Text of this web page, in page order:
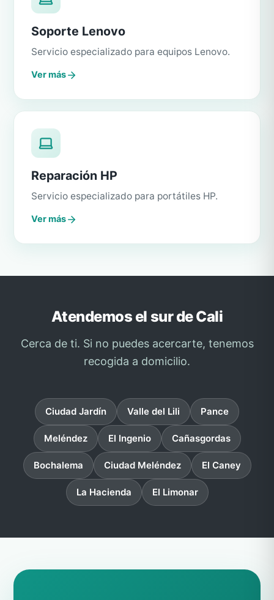
Soporte Lenovo
Servicio especializado para equipos Lenovo.
Ver más
Reparación HP
Servicio especializado para portátiles HP.
Ver más
Atendemos el sur de Cali
Cerca de ti. Si no puedes acercarte, tenemos
recogida a domicilio.
Ciudad Jardín Valle del Lili Pance
Meléndez El Ingenio Cañasgordas
Bochalema Ciudad Meléndez El Caney
La Hacienda El Limonar